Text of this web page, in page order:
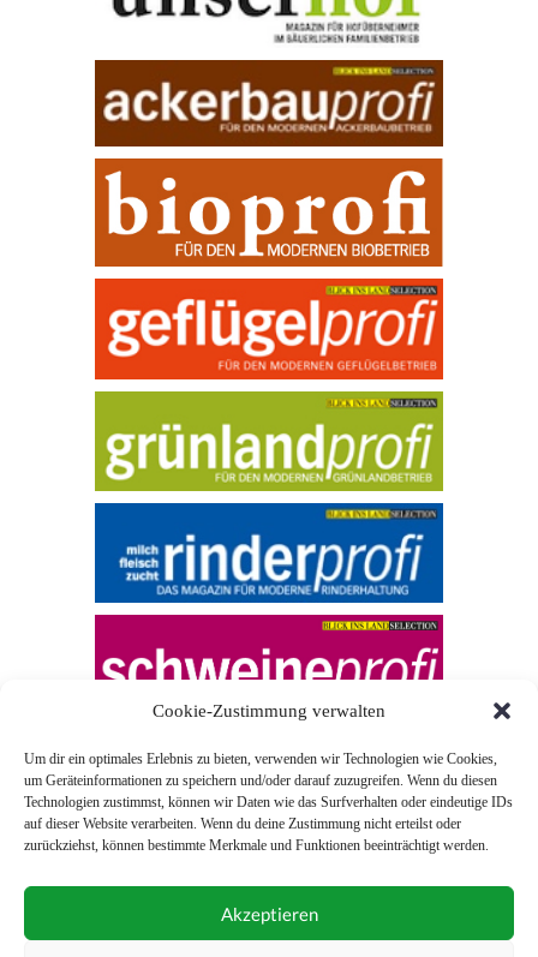
Cookie-Zustimmung verwalten
Um dir ein optimales Erlebnis zu bieten, verwenden wir Technologien wie Cookies,
um Geräteinformationen zu speichern und/oder darauf zuzugreifen. Wenn du diesen
Technologien zustimmst, können wir Daten wie das Surfverhalten oder eindeutige IDs
auf dieser Website verarbeiten. Wenn du deine Zustimmung nicht erteilst oder
zurückziehst, können bestimmte Merkmale und Funktionen beeinträchtigt werden.
Akzeptieren
© 2026 Blick ins Land
Unterstützt durch